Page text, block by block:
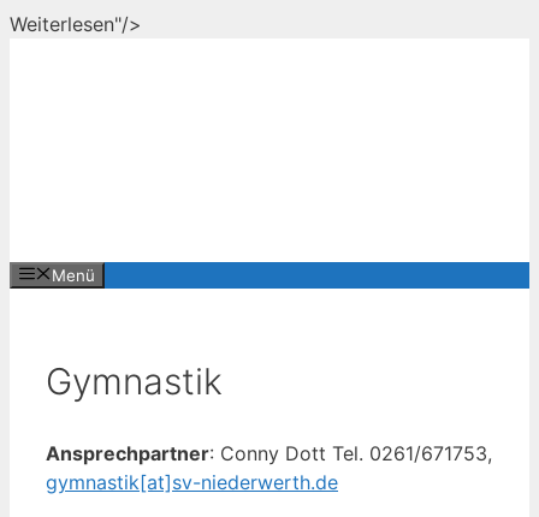
Weiterlesen"/>
Menü
Gymnastik
Ansprechpartner: Conny Dott Tel. 0261/671753,
gymnastik[at]sv-niederwerth.de